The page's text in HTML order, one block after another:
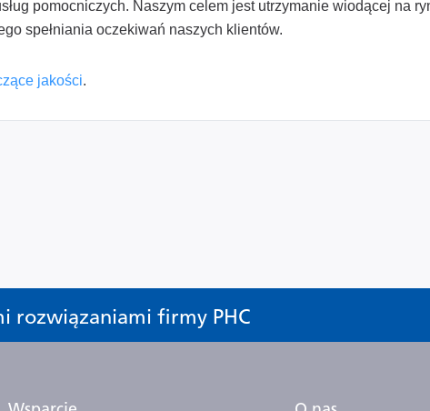
pomocniczych. Naszym celem jest utrzymanie wiodącej na
spełniania oczekiwań naszych klientów.
jakości.
rozwiązaniami firmy PHC